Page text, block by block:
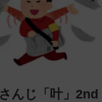
ピAのyoutube
退。アプデの情